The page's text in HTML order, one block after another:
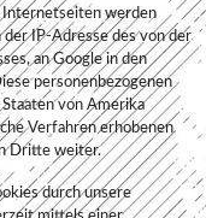
Internetseiten werden
IP-Adresse des von der
an Google in den
personenbezogenen
von Amerika
Verfahren erhobenen
Dritte weiter.
durch unsere